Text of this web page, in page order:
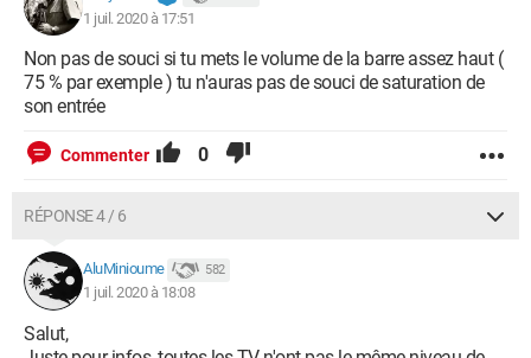
1 juil. 2020 à 17:51
Non pas de souci si tu mets le volume de la barre assez haut (
75 % par exemple ) tu n'auras pas de souci de saturation de
son entrée
Commenter 0
RÉPONSE 4 / 6
AluMinioume 582
1 juil. 2020 à 18:08
Salut,